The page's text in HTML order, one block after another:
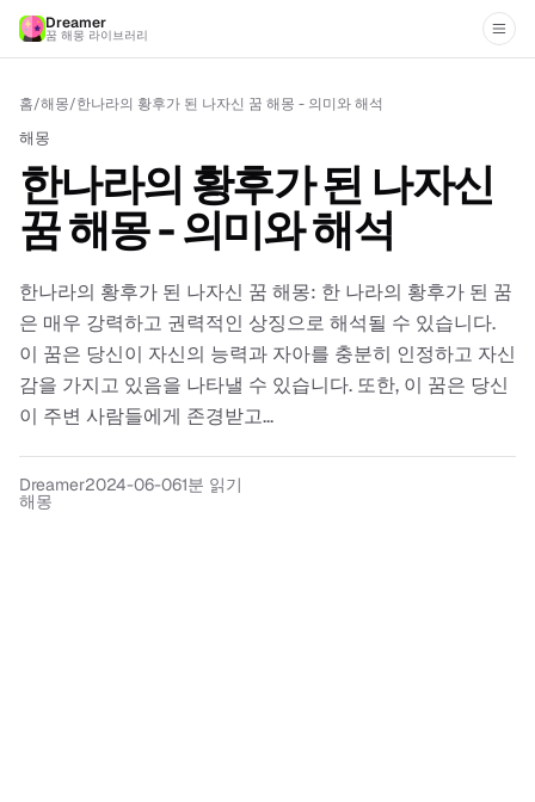
Dreamer
꿈 해몽 라이브러리
홈/해몽/한나라의 황후가 된 나자신 꿈 해몽 - 의미와 해석
해몽
한나라의 황후가 된 나자신
꿈 해몽 - 의미와 해석
한나라의 황후가 된 나자신 꿈 해몽: 한 나라의 황후가 된 꿈
은 매우 강력하고 권력적인 상징으로 해석될 수 있습니다.
이 꿈은 당신이 자신의 능력과 자아를 충분히 인정하고 자신
감을 가지고 있음을 나타낼 수 있습니다. 또한, 이 꿈은 당신
이 주변 사람들에게 존경받고...
Dreamer2024-06-061분 읽기
해몽